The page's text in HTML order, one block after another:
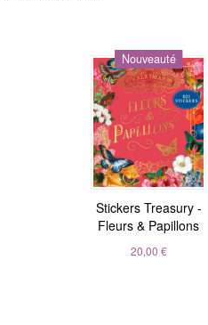
Nouveauté
Stickers Treasury -
Fleurs & Papillons
20,00 €
Nous sommes tous
clairvoyants
Belinda Grace